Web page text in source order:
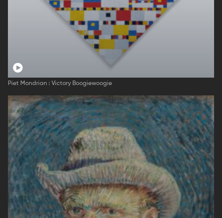
Piet Mondrian : Victory Boogiewoogie